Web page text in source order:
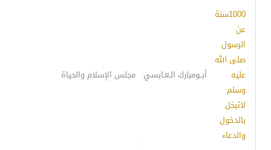
1000سنة
عن
الرسول
صلى الله
عليه
وسلم
لاتبخل
بالدخول
والدعاء
أبــومبارك الـعـابسي مجلس الإسلام والحياة